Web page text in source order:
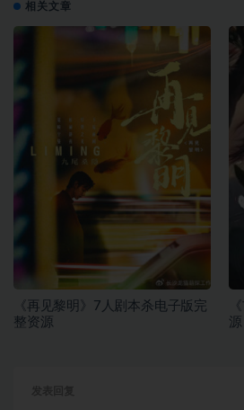
相关文章
《再见黎明》7人剧本杀电子版完
整资源
源